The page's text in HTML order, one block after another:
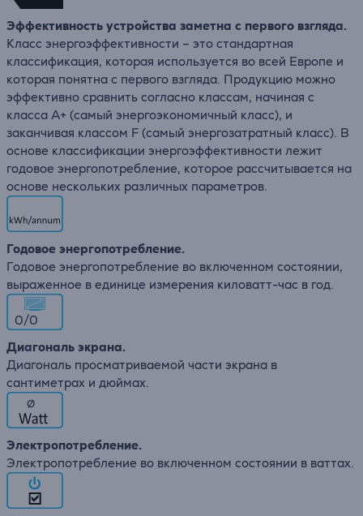
Эффективность устройства заметна с первого взгляда.
Класс энергоэффективности – это стандартная
классификация, которая используется во всей Европе и
которая понятна с первого взгляда. Продукцию можно
эффективно сравнить согласно классам, начиная с
класса A+ (самый энергоэкономичный класс), и
заканчивая классом F (самый энергозатратный класс). В
основе классификации энергоэффективности лежит
годовое энергопотребление, которое рассчитывается на
основе нескольких различных параметров.
Годовое энергопотребление.
Годовое энергопотребление во включенном состоянии,
выраженное в единице измерения киловатт-час в год.
0/0
Диагональ экрана.
Диагональ просматриваемой части экрана в
сантиметрах и дюймах.
∅
Электропотребление.
Электропотребление во включенном состоянии в ваттах.